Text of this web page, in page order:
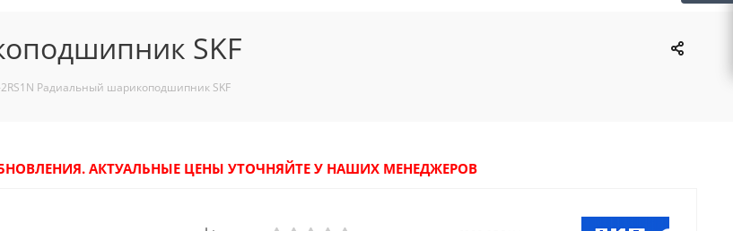
SKF
Радиальный шарикоподшипник SKF
АКТУАЛЬНЫЕ ЦЕНЫ УТОЧНЯЙТЕ У НАШИХ МЕНЕДЖЕРОВ